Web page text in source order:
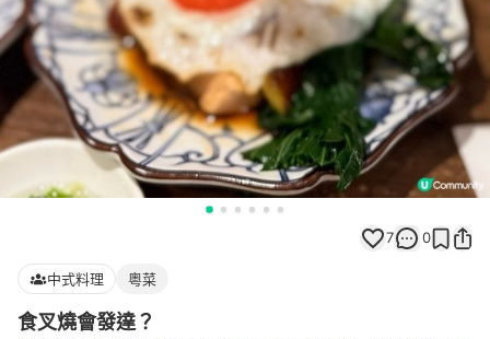
7 0
中式料理 粵菜
食叉燒會發達？